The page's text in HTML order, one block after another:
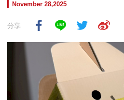
November 28,2025
分享